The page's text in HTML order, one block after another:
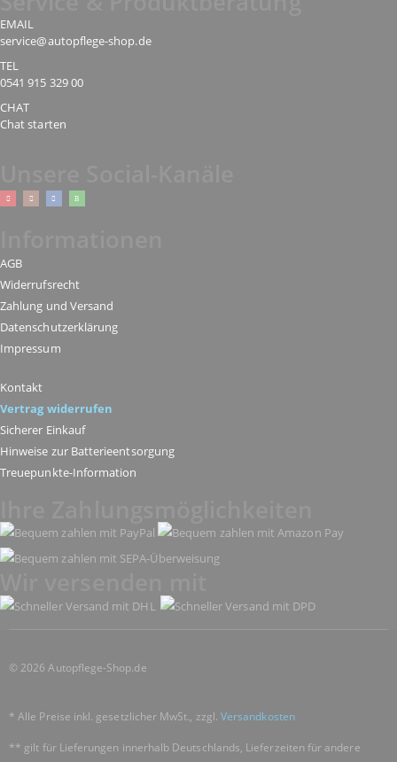
EMAIL
service@autopflege-shop.de
TEL
0541 915 329 00
CHAT
Chat starten
AGB
Widerrufsrecht
Zahlung und Versand
Datenschutzerklärung
Impressum
Kontakt
Vertrag widerrufen
Sicherer Einkauf
Hinweise zur Batterieentsorgung
Treuepunkte-Information
* Alle Preise inkl. gesetzlicher MwSt., zzgl. Versandkosten
** gilt für Lieferungen innerhalb Deutschlands, Lieferzeiten für andere
© 2026 Autopflege-Shop.de